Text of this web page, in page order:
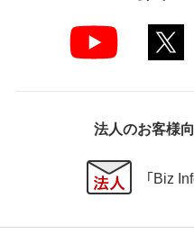
法人のお客様
「Biz